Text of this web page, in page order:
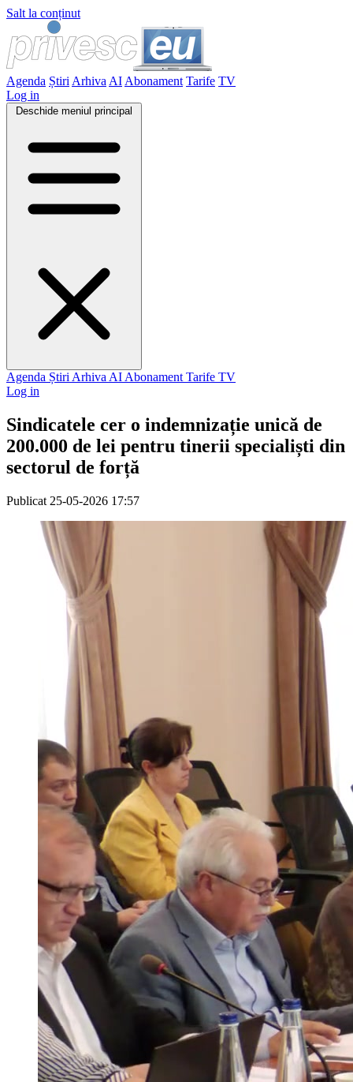
Salt la conținut
Agenda Știri Arhiva AI Abonament Tarife TV
Log in
Deschide meniul principal
Agenda Știri Arhiva AI Abonament Tarife TV
Log in
Sindicatele cer o indemnizație unică de
200.000 de lei pentru tinerii specialiști din
sectorul de forță
Publicat 25-05-2026 17:57